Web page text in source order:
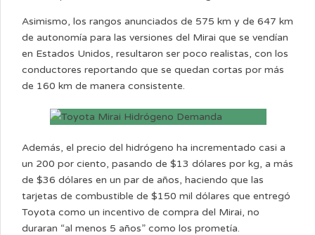
Asimismo, los rangos anunciados de 575 km y de 647 km
de autonomía para las versiones del Mirai que se vendían
en Estados Unidos, resultaron ser poco realistas, con los
conductores reportando que se quedan cortas por más
de 160 km de manera consistente.
Además, el precio del hidrógeno ha incrementado casi a
un 200 por ciento, pasando de $13 dólares por kg, a más
de $36 dólares en un par de años, haciendo que las
tarjetas de combustible de $150 mil dólares que entregó
Toyota como un incentivo de compra del Mirai, no
duraran “al menos 5 años” como los prometía.